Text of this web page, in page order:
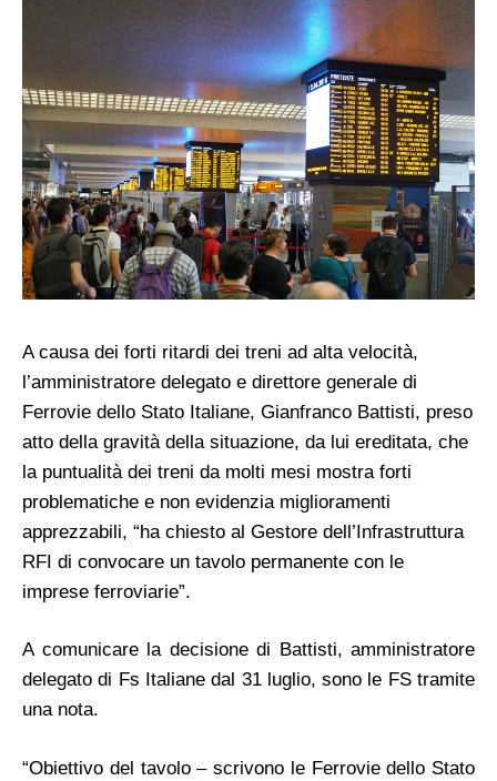
A causa dei forti ritardi dei treni ad alta velocità,
l’amministratore delegato e direttore generale di
Ferrovie dello Stato Italiane, Gianfranco Battisti, preso
atto della gravità della situazione, da lui ereditata, che
la puntualità dei treni da molti mesi mostra forti
problematiche e non evidenzia miglioramenti
apprezzabili, “ha chiesto al Gestore dell’Infrastruttura
RFI di convocare un tavolo permanente con le
imprese ferroviarie”.
A comunicare la decisione di Battisti, amministratore
delegato di Fs Italiane dal 31 luglio, sono le FS tramite
una nota.
“Obiettivo del tavolo – scrivono le Ferrovie dello Stato